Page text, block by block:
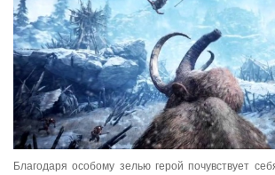
Благодаря особому зелью герой почувствует